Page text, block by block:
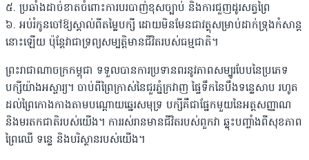
៥. ប្រឆាំងដាច់ខាតចំពោះការបរបាញ់ខុសច្បាប់ និងការជួញដូរសត្វព្រៃ
៦. អប់រំកូនចៅឱ្យស្គាល់ពីតម្លៃបក្សី ដោយមិនមែនជាវត្ថុសម្រាប់ដាក់ទ្រុងកំសាន្ត
នោះឡើយ ប៉ុន្តែវាជាទ្រព្យសម្បត្តិមានជីវិតរបស់ធម្មជាតិ។
ព្រះរាជាណាចក្រកម្ពុជា ទទួលបានការប្រទានពរនូវភាពសម្បូរបែបនៃប្រភេទ
បក្សីយ៉ាងអស្ចារ្យ។ ចាប់ពីព្រៃក្រាស់នៃជួរភ្នំក្រវាញ ផ្ទៃទឹកនៃបឹងទន្លេសាប រហូត
ដល់ព្រៃកោងកាងតាមបណ្តោយឆ្នេរសមុទ្រ បក្សីគឺជាផ្នែកមួយនៃអត្តសញ្ញាណ
និងមរតកជាតិរបស់យើង។ ការរស់រានមានជីវិតរបស់ពួកវា ឆ្លុះបញ្ចាំងពីសុខភាព
ព្រៃឈើ ទន្លេ និងបរិស្ថានរបស់យើង។